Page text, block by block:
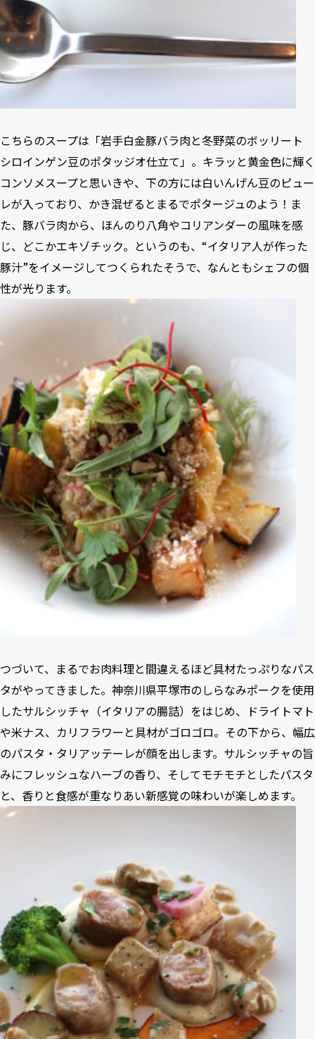
こちらのスープは「岩手白金豚バラ肉と冬野菜のボッリート
シロインゲン豆のポタッジオ仕立て」。キラッと黄金色に輝く
コンソメスープと思いきや、下の方には白いんげん豆のピュー
レが入っており、かき混ぜるとまるでポタージュのよう！ま
た、豚バラ肉から、ほんのり八角やコリアンダーの風味を感
じ、どこかエキゾチック。というのも、“イタリア人が作った
豚汁”をイメージしてつくられたそうで、なんともシェフの個
性が光ります。
つづいて、まるでお肉料理と間違えるほど具材たっぷりなパス
タがやってきました。神奈川県平塚市のしらなみポークを使用
したサルシッチャ（イタリアの腸詰）をはじめ、ドライトマト
や米ナス、カリフラワーと具材がゴロゴロ。その下から、幅広
のパスタ・タリアッテーレが顔を出します。サルシッチャの旨
みにフレッシュなハーブの香り、そしてモチモチとしたパスタ
と、香りと食感が重なりあい新感覚の味わいが楽しめます。